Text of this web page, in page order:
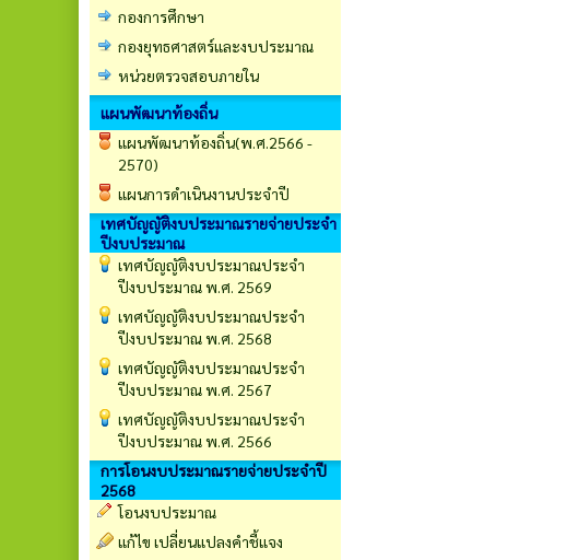
กองการศึกษา
กองยุทธศาสตร์และงบประมาณ
หน่วยตรวจสอบภายใน
แผนพัฒนาท้องถิ่น
แผนพัฒนาท้องถิ่น(พ.ศ.2566 -
2570)
แผนการดำเนินงานประจำปี
เทศบัญญัติงบประมาณรายจ่ายประจำ
ปีงบประมาณ
เทศบัญญัติงบประมาณประจำ
ปีงบประมาณ พ.ศ. 2569
เทศบัญญัติงบประมาณประจำ
ปีงบประมาณ พ.ศ. 2568
เทศบัญญัติงบประมาณประจำ
ปีงบประมาณ พ.ศ. 2567
เทศบัญญัติงบประมาณประจำ
ปีงบประมาณ พ.ศ. 2566
การโอนงบประมาณรายจ่ายประจำปี
2568
โอนงบประมาณ
แก้ไข เปลี่ยนแปลงคำชี้แจง